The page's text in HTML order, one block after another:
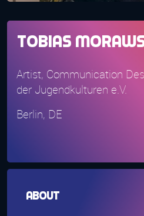
Tobias
Artist, Communication
der Jugendkulturen e.V.
Berlin, DE
About